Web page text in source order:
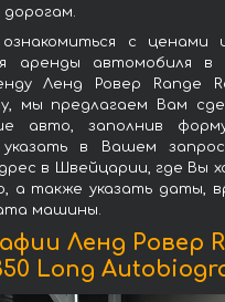
с ценами
аренды автомобиля в
Ленд Ровер Range
мы предлагаем Вам
авто, заполнив
указать в Вашем
в Швейцарии, где Вы
а также указать даты,
машины.
Ленд Ровер
Long